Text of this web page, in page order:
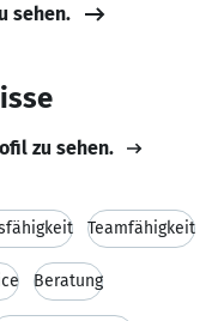
sehen.
zu sehen.
Teamfähigkeit
Beratung